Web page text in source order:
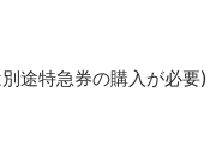
途特急券の購入が必要)